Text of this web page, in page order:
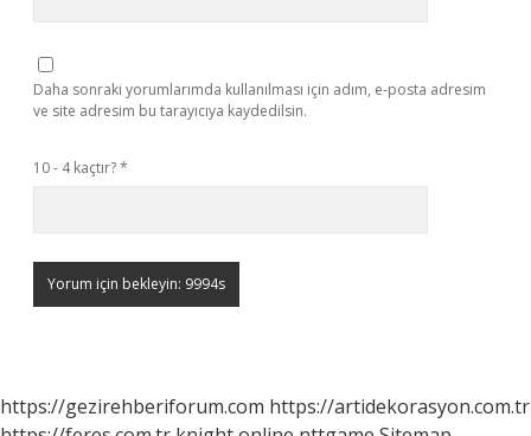
Daha sonraki yorumlarımda kullanılması için adım, e-posta adresim
ve site adresim bu tarayıcıya kaydedilsin.
10 - 4 kaçtır?*
https://gezirehberiforum.com https://artidekorasyon.com.tr